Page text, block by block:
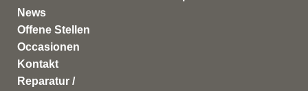
News
Offene Stellen
Occasionen
Kontakt
Reparatur /